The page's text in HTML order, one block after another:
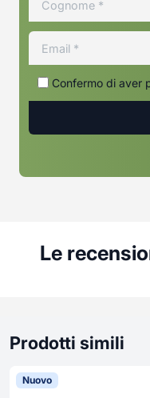
Confermo di aver
Le
Prodotti simili
Nuovo